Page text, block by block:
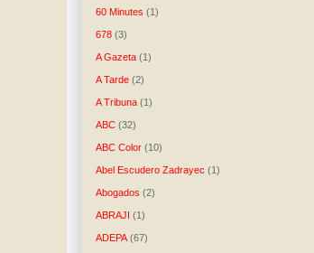
60 Minutes (1)
678 (3)
A Gazeta (1)
A Tarde (2)
A Tribuna (1)
ABC (32)
ABC Color (10)
Abel Escudero Zadrayec (1)
Abogados (2)
ABRAJI (1)
ADEPA (67)